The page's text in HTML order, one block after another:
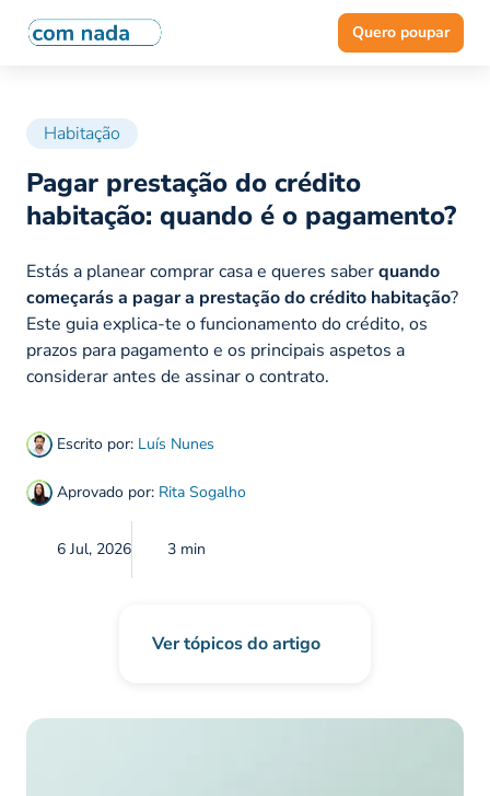
Quero poupar
Habitação
Pagar prestação do crédito
habitação: quando é o pagamento?
Escrito por: Luís Nunes
Aprovado por: Rita Sogalho
6 Jul, 2026 3 min
Estás a planear comprar casa e queres saberquando
começarás a pagar a prestação do crédito habitação?
Este guia explica-te o funcionamento do crédito, os
prazos para pagamento e os principais aspetos a
considerar antes de assinar o contrato.
Ver tópicos do artigo